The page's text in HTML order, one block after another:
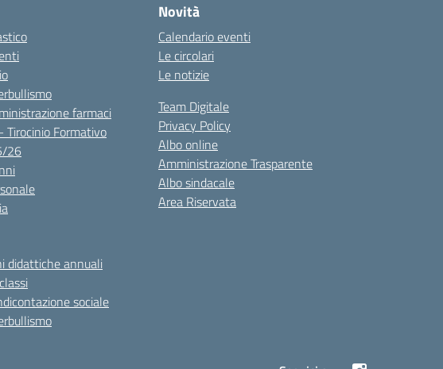
farmaci
Tirocinio Formativo
26
didattiche annuali
sociale
Novità
Calendario eventi
Le circolari
Le notizie
Team Digitale
Privacy Policy
Albo online
Amministrazione Trasparente
Albo sindacale
Area Riservata